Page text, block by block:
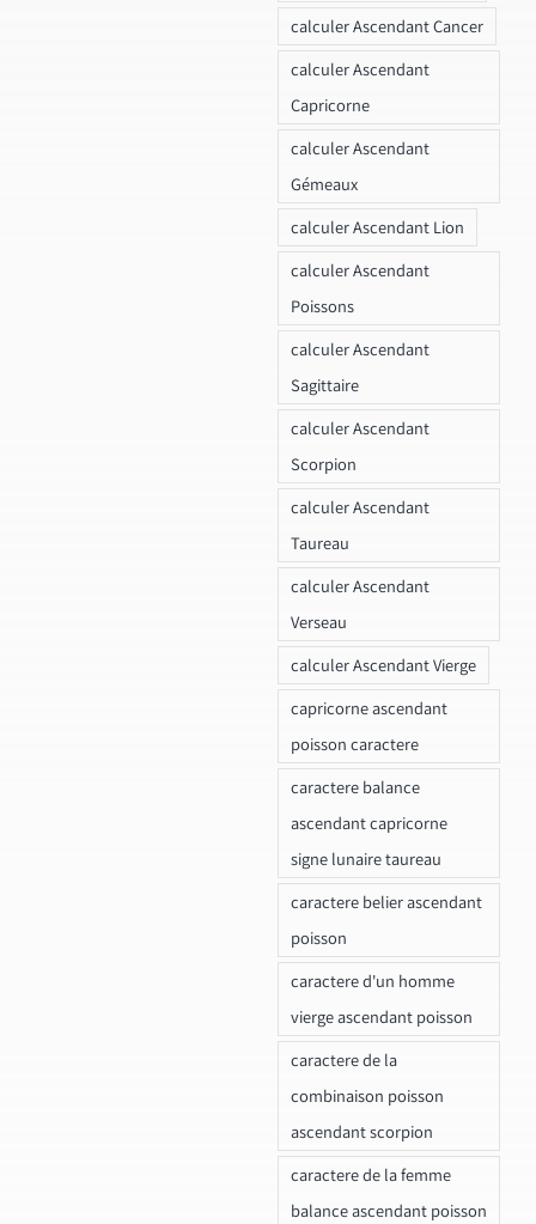
calculer Ascendant Cancer
calculer Ascendant
Capricorne
calculer Ascendant
Gémeaux
calculer Ascendant Lion
calculer Ascendant
Poissons
calculer Ascendant
Sagittaire
calculer Ascendant
Scorpion
calculer Ascendant
Taureau
calculer Ascendant
Verseau
calculer Ascendant Vierge
capricorne ascendant
poisson caractere
caractere balance
ascendant capricorne
signe lunaire taureau
caractere belier ascendant
poisson
caractere d'un homme
vierge ascendant poisson
caractere de la
combinaison poisson
ascendant scorpion
caractere de la femme
balance ascendant poisson